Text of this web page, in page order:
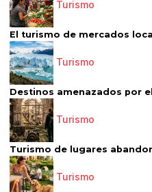
Turismo
El turismo de mercados
Turismo
Destinos amenazados por
Turismo
Turismo de lugares
Turismo